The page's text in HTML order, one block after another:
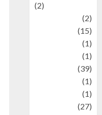
(2)
(2)
(15)
(1)
(1)
(39)
(1)
(1)
(27)